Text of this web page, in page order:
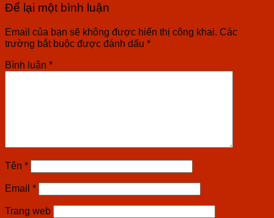
Để lại một bình luận
Email của bạn sẽ không được hiển thị công khai. Các
trường bắt buộc được đánh dấu *
Bình luận *
Tên *
Email *
Trang web